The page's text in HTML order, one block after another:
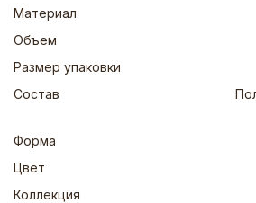
Материал
Объем
Размер упаковки
Состав
Форма
Цвет
Коллекция